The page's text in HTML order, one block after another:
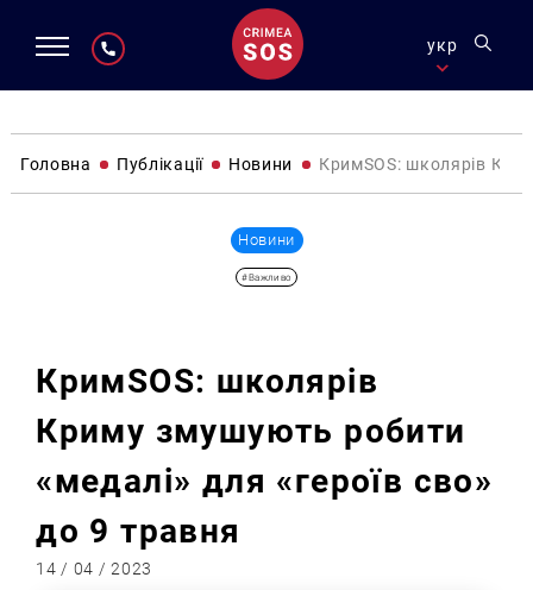
укр
Головна Публікації Новини КримSOS: школярів
Новини
#Важливо
КримSOS: школярів
Криму змушують робити
«медалі» для «героїв сво»
до 9 травня
14 / 04 / 2023